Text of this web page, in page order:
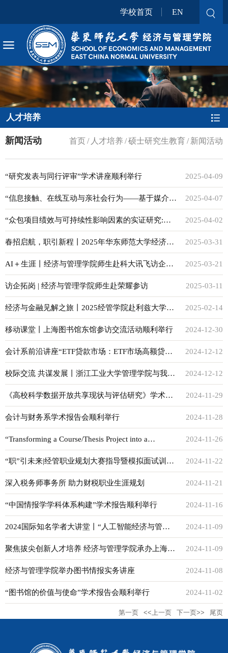
学校首页 EN
人才培养
首页/ 人才培养 /硕士研究生教育/ 新闻活动
新闻活动
“研究发表与同行评审”学术讲座顺利举行 2025-04-09
“信息接触、在线互动与亲社会行为——基于媒介心
理视角的实证研究”学术讲座顺利举行
2025-04-07
“众包项目绩效与可持续性影响因素的实证研究:基
于不同因果分析的探索”学术讲座顺利举行
2025-04-02
春招启航，职引新程丨2025年华东师范大学经济&
管理类专场春季招聘会顺利举行
2025-03-31
AI＋生涯丨经济与管理学院师生赴科大讯飞访企拓
岗
2025-03-21
访企拓岗 | 经济与管理学院师生赴荣耀参访 2025-03-11
经济与金融见解之旅丨2025经管学院赴利兹大学商
学院“东西方商业动态探究”寒假访学顺利举办
2025-02-14
移动课堂丨上海图书馆东馆参访交流活动顺利举行 2024-12-30
会计系前沿讲座“ETF贷款市场：ETF市场高额贷款
费用的原因与经济后果分析”顺利举行
2024-12-12
校际交流 共谋发展丨浙江工业大学管理学院与我院
学生工作交流会顺利举行
2024-12-12
《高校科学数据开放共享现状与评估研究》学术报
告顺利举行
2024-11-29
会计与财务系学术报告会顺利举行 2024-11-28
“Transforming a Course/Thesis Project into a
Publishable Research Paper”讲座顺利举行
2024-11-26
“职”引未来|经管职业规划大赛指导暨模拟面试训练
营第二期顺利举行
2024-11-22
深入税务师事务所 助力财税职业生涯规划 2024-11-21
“中国情报学学科体系构建”学术报告顺利举行 2024-11-16
2024国际知名学者大讲堂丨“人工智能经济与管
理”全球云讲堂系列讲座顺利举行
2024-11-09
聚焦拔尖创新人才培养 经济与管理学院承办上海市
2024研究生创新实践系列大赛工作会议
2024-11-09
经济与管理学院举办图书情报实务讲座 2024-11-08
“图书馆的价值与使命”学术报告会顺利举行 2024-11-02
第一页 <<上一页 下一页>> 尾页